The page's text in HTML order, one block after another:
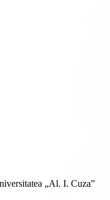
„Al. I. Cuza”